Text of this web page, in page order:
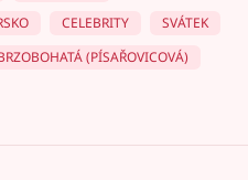
CELEBRITY
SVÁTEK
(PÍSAŘOVICOVÁ)